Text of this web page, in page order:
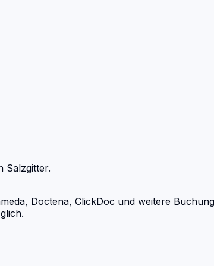
Salzgitter.
Doctena, ClickDoc und weitere